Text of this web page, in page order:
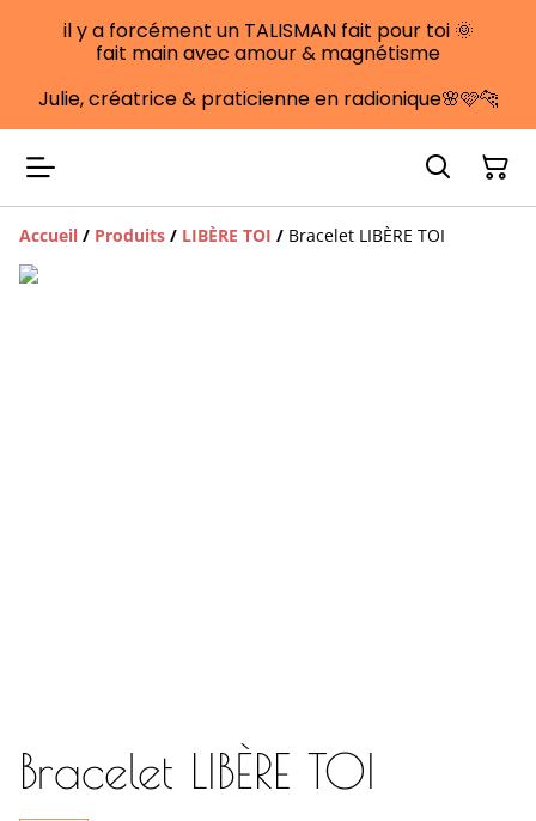
il y a forcément un TALISMAN fait pour toi 🌞
fait main avec amour & magnétisme
Julie, créatrice & praticienne en radionique🌸🩷🐆
Accueil / Produits / LIBÈRE TOI / Bracelet LIBÈRE TOI
Bracelet LIBÈRE TOI